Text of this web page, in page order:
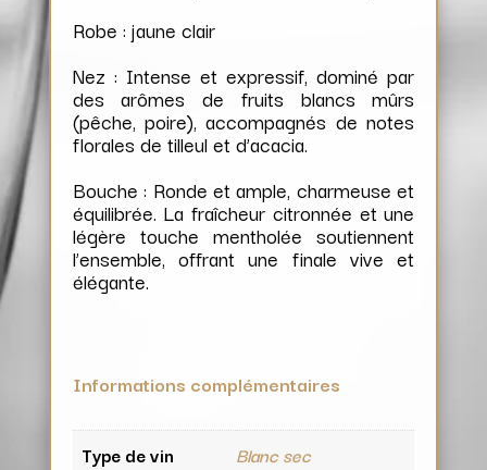
Robe : jaune clair
Nez : Intense et expressif, dominé par
des arômes de fruits blancs mûrs
(pêche, poire), accompagnés de notes
florales de tilleul et d’acacia.
Bouche : Ronde et ample, charmeuse et
équilibrée. La fraîcheur citronnée et une
légère touche mentholée soutiennent
l’ensemble, offrant une finale vive et
élégante.
Informations complémentaires
Type de vin
Blanc sec